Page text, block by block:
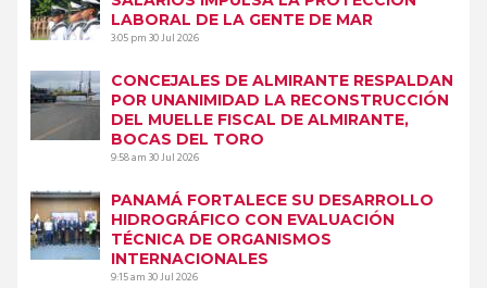
LABORAL DE LA GENTE DE MAR
3:05 pm30 Jul 2026
CONCEJALES DE ALMIRANTE RESPALDAN
POR UNANIMIDAD LA RECONSTRUCCIÓN
DEL MUELLE FISCAL DE ALMIRANTE,
BOCAS DEL TORO
9:58 am30 Jul 2026
PANAMÁ FORTALECE SU DESARROLLO
HIDROGRÁFICO CON EVALUACIÓN
TÉCNICA DE ORGANISMOS
INTERNACIONALES
9:15 am30 Jul 2026